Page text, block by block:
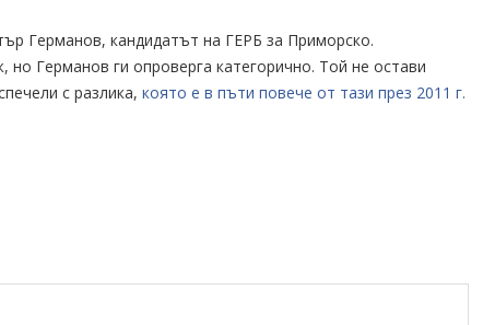
Германов, кандидатът на ГЕРБ за Приморско.
Германов ги опроверга категорично. Той не остави
с разлика, която е в пъти повече от тази през 2011 г.